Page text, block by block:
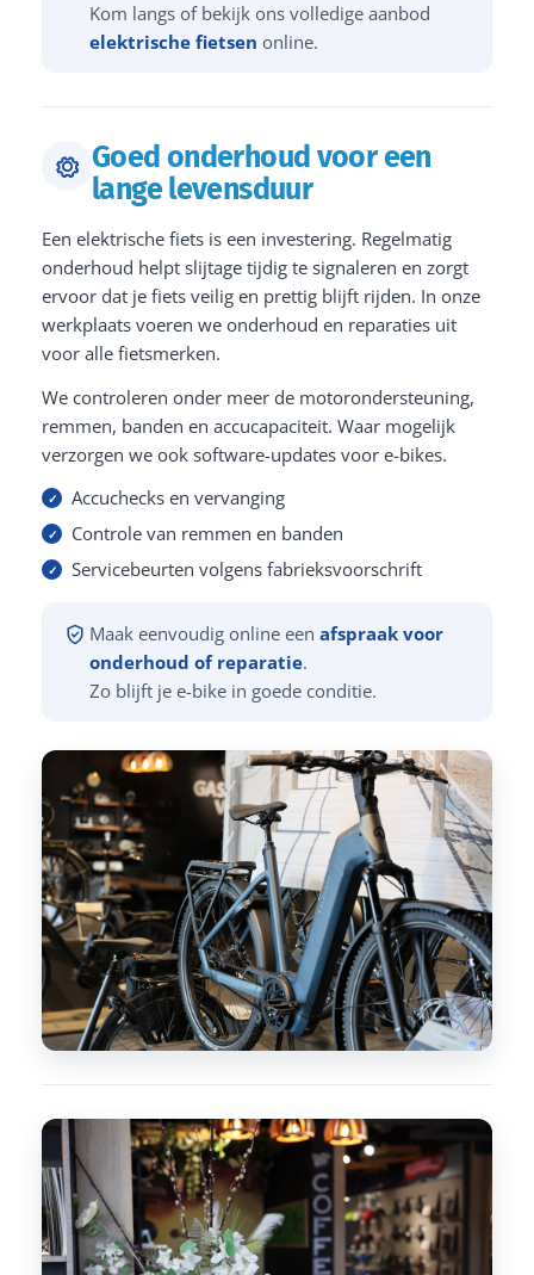
Kom langs of bekijk ons volledige aanbod
elektrische fietsen online.
Goed onderhoud voor een
lange levensduur
Een elektrische fiets is een investering. Regelmatig
onderhoud helpt slijtage tijdig te signaleren en zorgt
ervoor dat je fiets veilig en prettig blijft rijden. In onze
werkplaats voeren we onderhoud en reparaties uit
voor alle fietsmerken.
We controleren onder meer de motorondersteuning,
remmen, banden en accucapaciteit. Waar mogelijk
verzorgen we ook software-updates voor e-bikes.
Accuchecks en vervanging
Controle van remmen en banden
Servicebeurten volgens fabrieksvoorschrift
Maak eenvoudig online een afspraak voor
onderhoud of reparatie.
Zo blijft je e-bike in goede conditie.